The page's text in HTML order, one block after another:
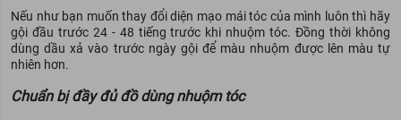
Nếu như bạn muốn thay đổi diện mạo mái tóc của mình luôn thì hãy
gội đầu trước 24 - 48 tiếng trước khi nhuộm tóc. Đồng thời không
dùng dầu xả vào trước ngày gội để màu nhuộm được lên màu tự
nhiên hơn.
Chuẩn bị đầy đủ đồ dùng nhuộm tóc